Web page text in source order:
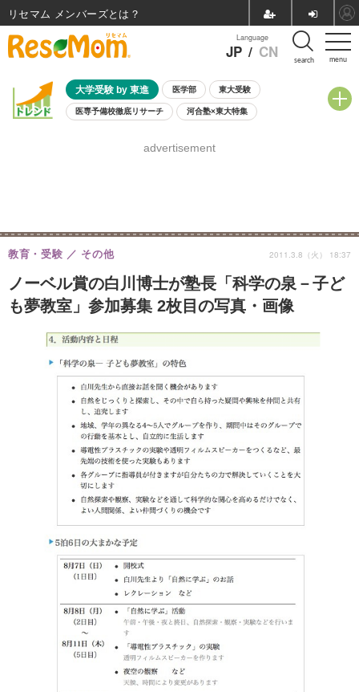
menu
Language
JP / CN search
大学受験 by 東進 医学部 東大受験
医専予備校徹底リサーチ 河合塾×東大特集
8月開催学校説明会・相談会
advertisement
ノーベル賞の白川博士が塾長「科学の泉－子ど
も夢教室」参加募集 2枚目の写真・画像
教育・受験 その他 2011.3.8（火） 18:37
リセマム メンバーズ